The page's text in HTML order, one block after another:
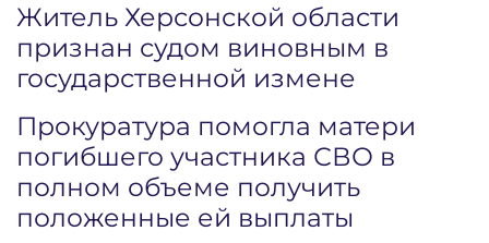
Житель Херсонской области
признан судом виновным в
государственной измене
Прокуратура помогла матери
погибшего участника СВО в
полном объеме получить
положенные ей выплаты